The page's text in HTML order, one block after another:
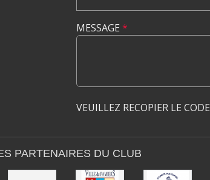
MESSAGE *
VEUILLEZ RECOPIER LE CODE
PARTENAIRES DU CLUB